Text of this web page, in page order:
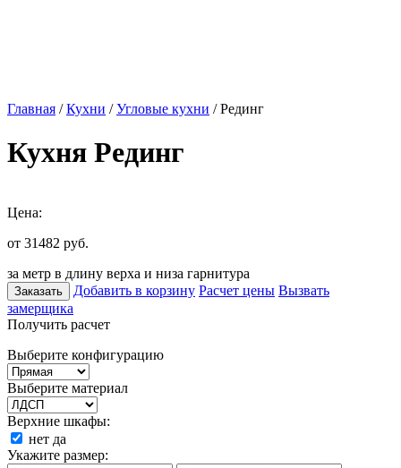
Главная /Кухни /Угловые кухни / Рединг
Кухня Рединг
Цена:
от 31482 руб.
за метр в длину верха и низа гарнитура
Заказать Добавить в корзину Расчет цены Вызвать
замерщика
Получить расчет
Выберите конфигурацию
Выберите материал
Верхние шкафы:
нет да
Укажите размер: